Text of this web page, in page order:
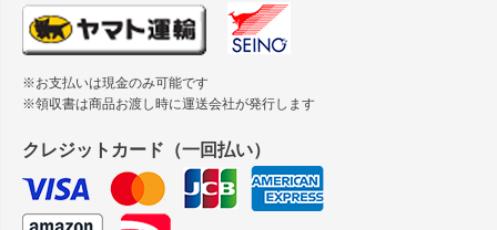
※お支払いは現金のみ可能です
※領収書は商品お渡し時に運送会社が発行します
クレジットカード（一回払い）